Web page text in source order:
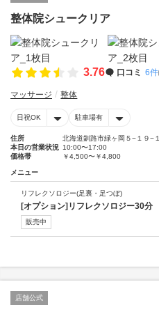
整体院シュークリア
3.76 口コミ 6件
マッサージ 整体
日祝OK 駐車場有
住所
北海道釧路市緑ヶ岡５−１９−１
本日の営業状況 10:00〜17:00
価格帯
￥4,500〜￥4,800
メニュー
リフレクソロジー(足裏・足つぼ)
[オプション]リフレクソロジー30分
販売中
店舗公式